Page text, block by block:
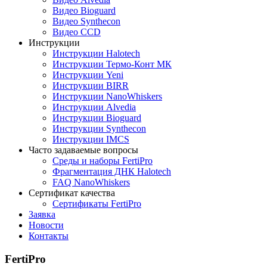
Видео Bioguard
Видео Synthecon
Видео CCD
Инструкции
Инструкции Halotech
Инструкции Термо-Конт МК
Инструкции Yeni
Инструкции BIRR
Инструкции NanoWhiskers
Инструкции Alvedia
Инструкции Bioguard
Инструкции Synthecon
Инструкции IMCS
Часто задаваемые вопросы
Среды и наборы FertiPro
Фрагментация ДНК Halotech
FAQ NanoWhiskers
Сертификат качества
Сертификаты FertiPro
Заявка
Новости
Контакты
FertiPro